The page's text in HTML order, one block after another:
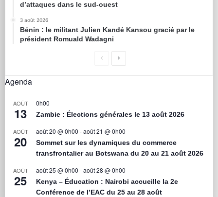
d’attaques dans le sud-ouest
3 août 2026
Bénin : le militant Julien Kandé Kansou gracié par le
président Romuald Wadagni
Agenda
AOÛT
13
0h00
Zambie : Élections générales le 13 août 2026
AOÛT
20
août 20 @ 0h00 -août 21 @ 0h00
Sommet sur les dynamiques du commerce
transfrontalier au Botswana du 20 au 21 août 2026
AOÛT
25
août 25 @ 0h00 -août 28 @ 0h00
Kenya – Éducation : Nairobi accueille la 2e
Conférence de l’EAC du 25 au 28 août